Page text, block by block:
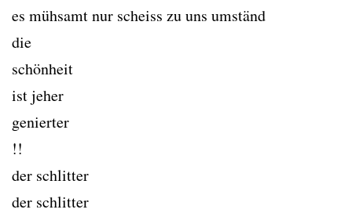
es mühsamt nur scheiss zu uns umständ
die
schönheit
ist jeher
genierter
!!
der schlitter
der schlitter